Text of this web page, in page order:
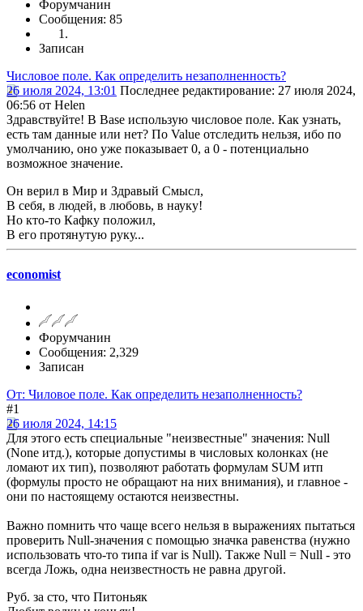
Форумчанин
Сообщения: 85
Записан
Числовое поле. Как определить незаполненность?
26 июля 2024, 13:01 Последнее редактирование: 27 июля 2024,
06:56 от Helen
Здравствуйте! В Base использую числовое поле. Как узнать,
есть там данные или нет? По Value отследить нельзя, ибо по
умолчанию, оно уже показывает 0, а 0 - потенциально
возможное значение.
Он верил в Мир и Здравый Смысл,
В себя, в людей, в любовь, в науку!
Но кто-то Кафку положил,
В его протянутую руку...
economist
Форумчанин
Сообщения: 2,329
Записан
От: Чиловое поле. Как определить незаполненность?
#1
26 июля 2024, 14:15
Для этого есть специальные "неизвестные" значения: Null
(None итд.), которые допустимы в числовых колонках (не
ломают их тип), позволяют работать формулам SUM итп
(формулы просто не обращают на них внимания), и главное -
они по настоящему остаются неизвестны.
Важно помнить что чаще всего нельзя в выражениях пытаться
проверить Null-значения c помощью значка равенства (нужно
использовать что-то типа if var is Null). Также Null = Null - это
всегда Ложь, одна неизвестность не равна другой.
Руб. за сто, что Питоньяк